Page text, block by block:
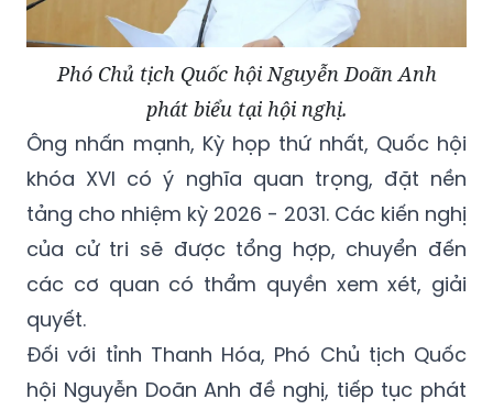
Phó Chủ tịch Quốc hội Nguyễn Doãn Anh
phát biểu tại hội nghị.
Ông nhấn mạnh, Kỳ họp thứ nhất, Quốc hội
khóa XVI có ý nghĩa quan trọng, đặt nền
tảng cho nhiệm kỳ 2026 - 2031. Các kiến nghị
của cử tri sẽ được tổng hợp, chuyển đến
các cơ quan có thẩm quyền xem xét, giải
quyết.
Đối với tỉnh Thanh Hóa, Phó Chủ tịch Quốc
hội Nguyễn Doãn Anh đề nghị, tiếp tục phát